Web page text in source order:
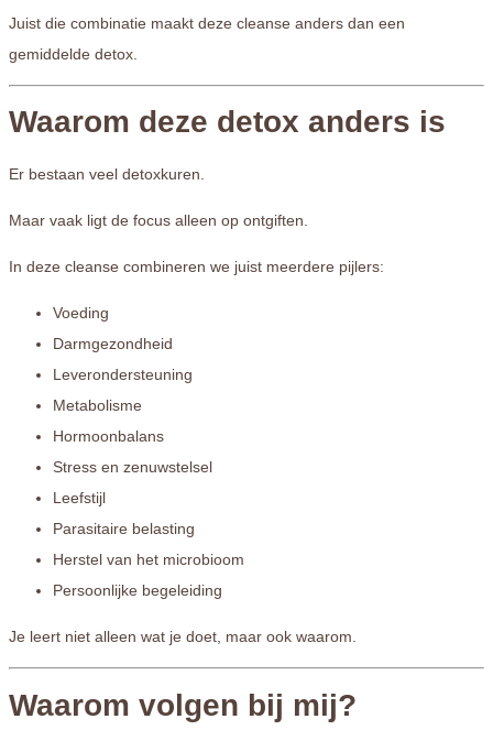
Juist die combinatie maakt deze cleanse anders dan een
gemiddelde detox.
Waarom deze detox anders is
Er bestaan veel detoxkuren.
Maar vaak ligt de focus alleen op ontgiften.
In deze cleanse combineren we juist meerdere pijlers:
Voeding
Darmgezondheid
Leverondersteuning
Metabolisme
Hormoonbalans
Stress en zenuwstelsel
Leefstijl
Parasitaire belasting
Herstel van het microbioom
Persoonlijke begeleiding
Je leert niet alleen wat je doet, maar ook waarom.
Waarom volgen bij mij?